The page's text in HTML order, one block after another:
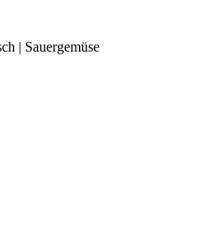
| Sauergemüse